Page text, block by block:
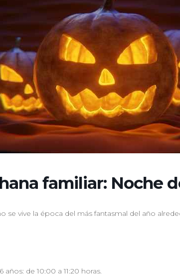
familiar: Noche
se vive la época del más fantasmal del año
años: de 10:00 a 11:20 horas.